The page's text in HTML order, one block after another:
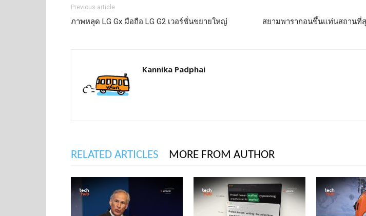
Previous article
ภาพหลุด LG Gx มือถือ LG G2 เวอร์ชั่นขยายใหญ่ สยามพารากอนขึ้นแท่นสถานที่
Kannika Padphai
RELATED ARTICLES MORE FROM AUTHOR